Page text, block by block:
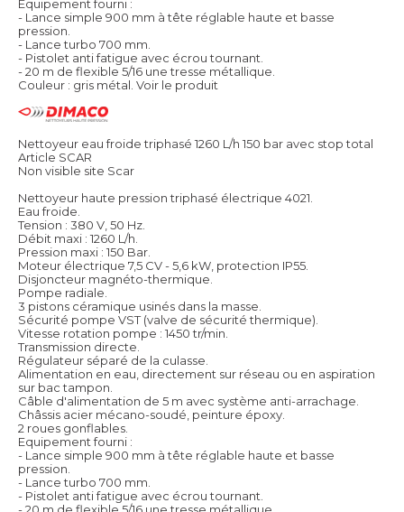
Equipement fourni :
- Lance simple 900 mm à tête réglable haute et basse
pression.
- Lance turbo 700 mm.
- Pistolet anti fatigue avec écrou tournant.
- 20 m de flexible 5/16 une tresse métallique.
Couleur : gris métal. Voir le produit
Nettoyeur eau froide triphasé 1260 L/h 150 bar avec stop total
Article SCAR
Non visible site Scar
Nettoyeur haute pression triphasé électrique 4021.
Eau froide.
Tension : 380 V, 50 Hz.
Débit maxi : 1260 L/h.
Pression maxi : 150 Bar.
Moteur électrique 7,5 CV - 5,6 kW, protection IP55.
Disjoncteur magnéto-thermique.
Pompe radiale.
3 pistons céramique usinés dans la masse.
Sécurité pompe VST (valve de sécurité thermique).
Vitesse rotation pompe : 1450 tr/min.
Transmission directe.
Régulateur séparé de la culasse.
Alimentation en eau, directement sur réseau ou en aspiration
sur bac tampon.
Câble d'alimentation de 5 m avec système anti-arrachage.
Châssis acier mécano-soudé, peinture époxy.
2 roues gonflables.
Equipement fourni :
- Lance simple 900 mm à tête réglable haute et basse
pression.
- Lance turbo 700 mm.
- Pistolet anti fatigue avec écrou tournant.